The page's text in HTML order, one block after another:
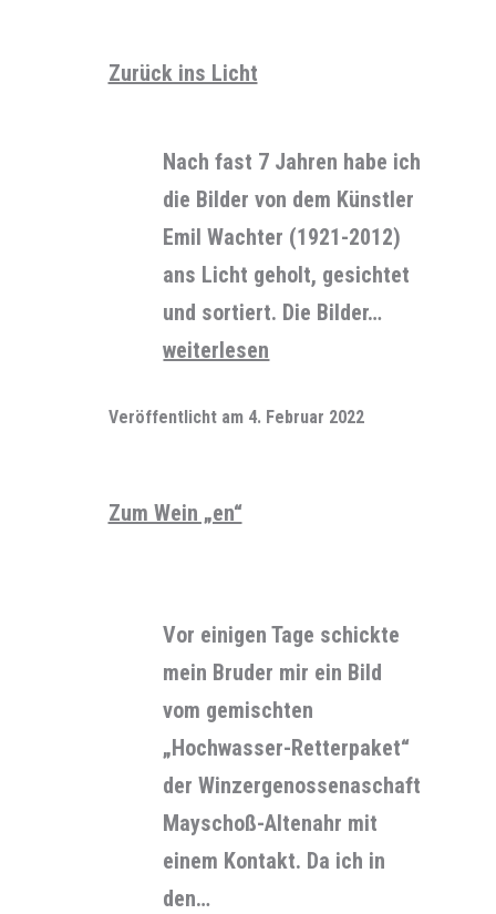
Zurück ins Licht
Nach fast 7 Jahren habe ich
die Bilder von dem Künstler
Emil Wachter (1921-2012)
ans Licht geholt, gesichtet
und sortiert. Die Bilder…
Zurück
Licht
weiterlesen
Veröffentlicht am 4. Februar 2022
Zum Wein „en“
Vor einigen Tage schickte
mein Bruder mir ein Bild
vom gemischten
„Hochwasser-Retterpaket“
der Winzergenossenaschaft
Mayschoß-Altenahr mit
einem Kontakt. Da ich in
den…